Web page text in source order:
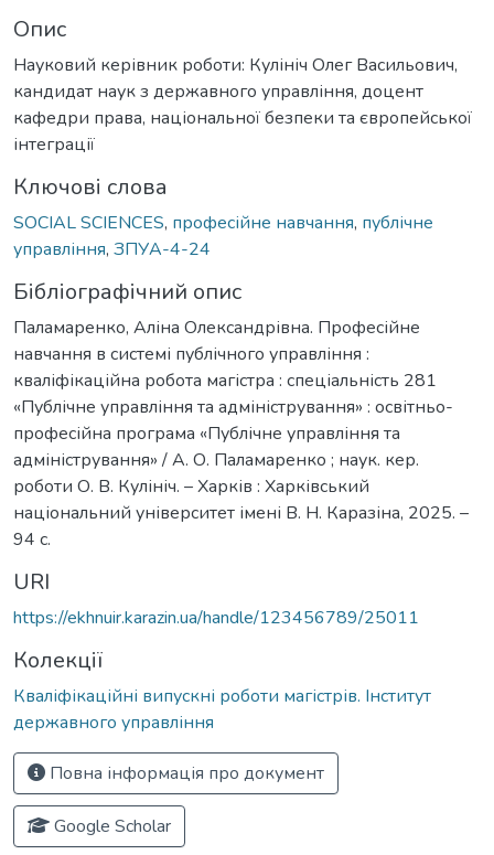
Опис
Науковий керівник роботи: Кулініч Олег Васильович,
кандидат наук з державного управління, доцент
кафедри права, національної безпеки та європейської
інтеграції
Ключові слова
SOCIAL SCIENCES, професійне навчання, публічне
управління, ЗПУА-4-24
Бібліографічний опис
Паламаренко, Аліна Олександрівна. Професійне
навчання в системі публічного управління :
кваліфікаційна робота магістра : спеціальність 281
«Публічне управління та адміністрування» : освітньо-
професійна програма «Публічне управління та
адміністрування» / А. О. Паламаренко ; наук. кер.
роботи О. В. Кулініч. – Харків : Харківський
національний університет імені В. Н. Каразіна, 2025. –
94 с.
URI
https://ekhnuir.karazin.ua/handle/123456789/25011
Колекції
Кваліфікаційні випускні роботи магістрів. Інститут
державного управління
Повна інформація про документ
Google Scholar